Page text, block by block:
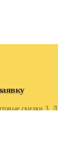
скидки 3.